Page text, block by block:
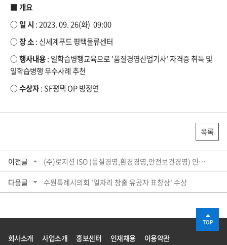
■ 개요
○ 일 시 :2023. 09. 26(화) 09:00
○ 장 소: 신세계푸드 평택물류센터
○ 행사내용: 일학습병행교육으로 '품질경영산업기사' 자격증 취득 및
일학습병행 우수사례 추천
○ 수상자: SF평택 OP 방정연
목록
이전글 (주)로지션 ISO (품질경영,환경경영,안전보건경영) 인증 취득
다음글 수원특례시의회 '일자리 창출 유공자 표창상' 수상
회사소개 사업소개 홍보센터 인재채용 이용약관
TOP